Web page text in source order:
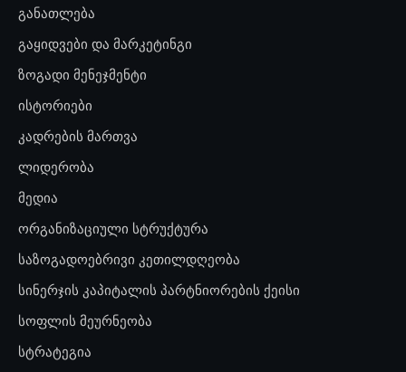
განათლება
გაყიდვები და მარკეტინგი
ზოგადი მენეჯმენტი
ისტორიები
კადრების მართვა
ლიდერობა
მედია
ორგანიზაციული სტრუქტურა
საზოგადოებრივი კეთილდღეობა
სინერჯის კაპიტალის პარტნიორების ქეისი
სოფლის მეურნეობა
სტრატეგია